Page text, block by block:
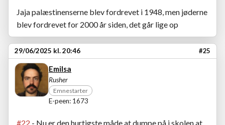
Jaja palæstinenserne blev fordrevet i 1948, men jøderne
blev fordrevet for 2000 år siden, det går lige op
29/06/2025 kl. 20:46 #25
Emilsa
Rusher
Emnestarter
E-peen: 1673
#22 - Nu er den hurtigste måde at dumpe på i skolen at